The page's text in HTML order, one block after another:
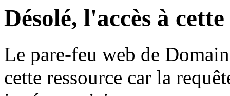
Désolé, l'accès à
Le pare-feu web de
cette ressource car la